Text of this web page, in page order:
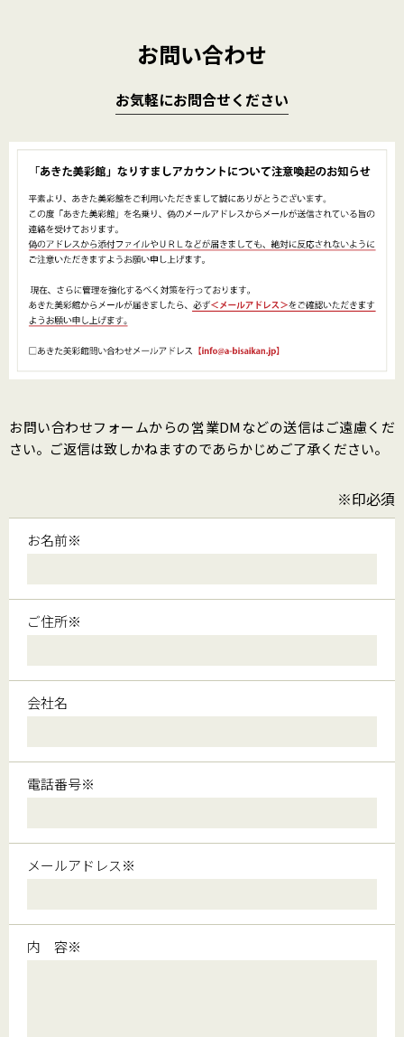
お問い合わせ
お気軽にお問合せください
お問い合わせフォームからの営業DMなどの送信はご遠慮くだ
さい。ご返信は致しかねますのであらかじめご了承ください。
※印必須
お名前※
ご住所※
会社名
電話番号※
メールアドレス※
内 容※